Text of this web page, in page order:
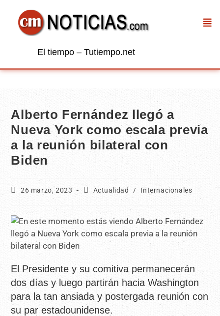
El tiempo – Tutiempo.net
Alberto Fernández llegó a
Nueva York como escala previa
a la reunión bilateral con
Biden
26 marzo, 2023 Actualidad / Internacionales
El Presidente y su comitiva permanecerán
dos días y luego partirán hacia Washington
para la tan ansiada y postergada reunión con
su par estadounidense.